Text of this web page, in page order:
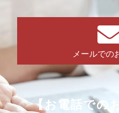
メールでの
【お電話での